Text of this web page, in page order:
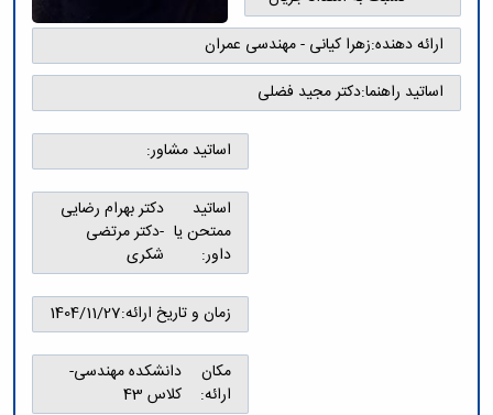
پژوهشی
معاونت
تحصیلات
تکمیلی
کمیته
آئین
نامه
ها
سمینارها
و
گروه
صنایع
گروه
کامپیوتر
نشریات
مهندسی
مکانیک
مهندسی
کامپیوتر
ارائه دهنده:زهرا کیانی - مهندسی عمران
اساتید راهنما:دکتر مجید فضلی
اساتید مشاور:
اساتید
ممتحن یا
داور:
دکتر بهرام رضایی
-دکتر مرتضی
شکری
زمان و تاریخ ارائه:1404/11/27
مکان
ارائه:
دانشکده مهندسی-
کلاس 43